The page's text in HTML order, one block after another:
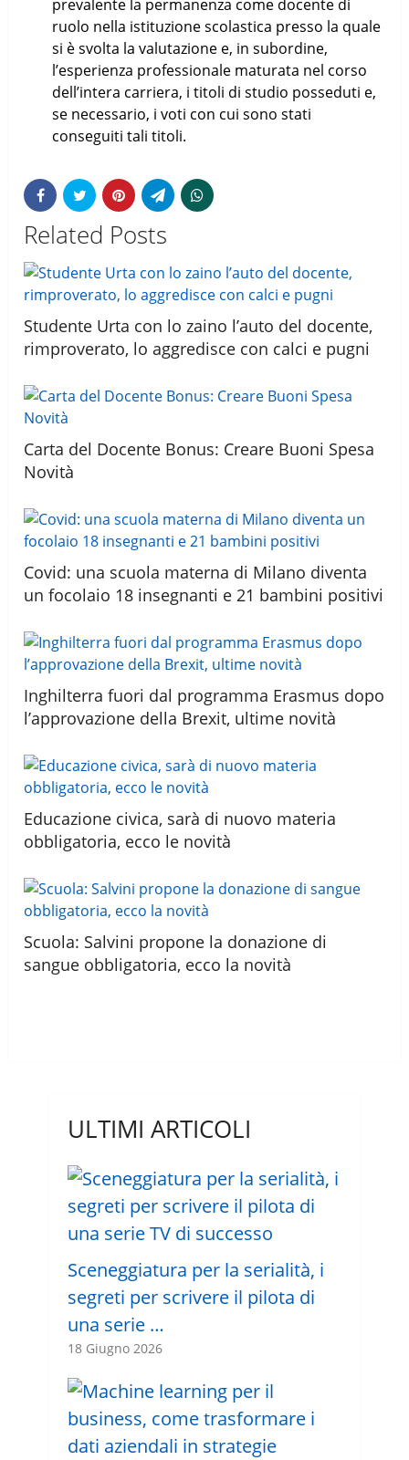
prevalente la permanenza come docente di
ruolo nella istituzione scolastica presso la quale
si è svolta la valutazione e, in subordine,
l’esperienza professionale maturata nel corso
dell’intera carriera, i titoli di studio posseduti e,
se necessario, i voti con cui sono stati
conseguiti tali titoli.
Related Posts
Studente Urta con lo zaino l’auto del docente,
rimproverato, lo aggredisce con calci e pugni
Carta del Docente Bonus: Creare Buoni Spesa
Novità
Covid: una scuola materna di Milano diventa
un focolaio 18 insegnanti e 21 bambini positivi
Inghilterra fuori dal programma Erasmus dopo
l’approvazione della Brexit, ultime novità
Educazione civica, sarà di nuovo materia
obbligatoria, ecco le novità
Scuola: Salvini propone la donazione di
sangue obbligatoria, ecco la novità
ULTIMI ARTICOLI
Sceneggiatura per la serialità, i
segreti per scrivere il pilota di
una serie …
18 Giugno 2026